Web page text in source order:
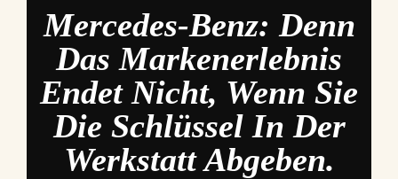
Mercedes-Benz: Denn
Das Markenerlebnis
Endet Nicht, Wenn Sie
Die Schlüssel In Der
Werkstatt Abgeben.